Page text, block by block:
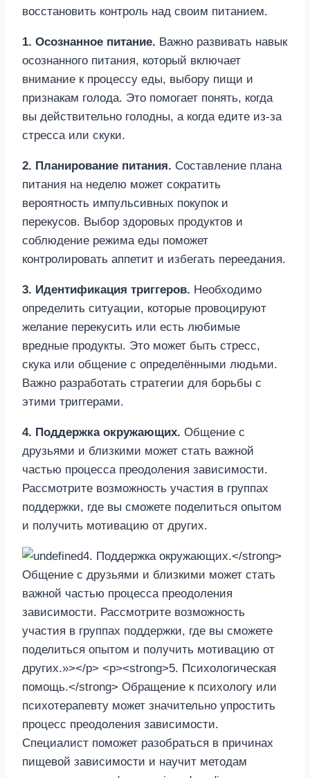
восстановить контроль над своим питанием.
1. Осознанное питание. Важно развивать навык
осознанного питания, который включает
внимание к процессу еды, выбору пищи и
признакам голода. Это помогает понять, когда
вы действительно голодны, а когда едите из-за
стресса или скуки.
2. Планирование питания. Составление плана
питания на неделю может сократить
вероятность импульсивных покупок и
перекусов. Выбор здоровых продуктов и
соблюдение режима еды поможет
контролировать аппетит и избегать переедания.
3. Идентификация триггеров. Необходимо
определить ситуации, которые провоцируют
желание перекусить или есть любимые
вредные продукты. Это может быть стресс,
скука или общение с определёнными людьми.
Важно разработать стратегии для борьбы с
этими триггерами.
4. Поддержка окружающих. Общение с
друзьями и близкими может стать важной
частью процесса преодоления зависимости.
Рассмотрите возможность участия в группах
поддержки, где вы сможете поделиться опытом
и получить мотивацию от других.